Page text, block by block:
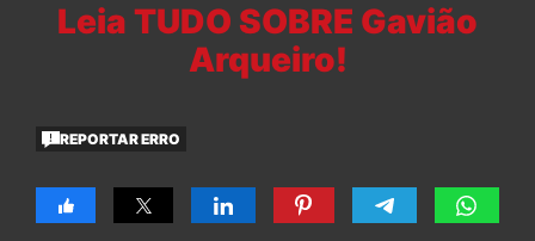
Leia TUDO SOBRE Gavião
Arqueiro!
REPORTAR ERRO